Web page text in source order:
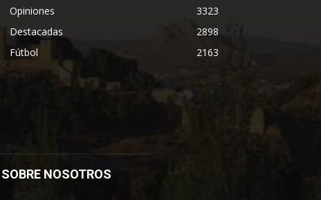
Opiniones
3323
Destacadas
2898
Fútbol
2163
SOBRE NOSOTROS